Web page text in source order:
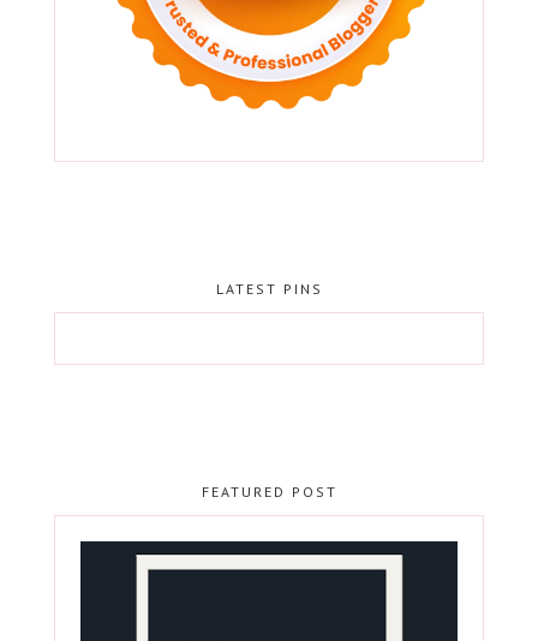
LATEST PINS
FEATURED POST